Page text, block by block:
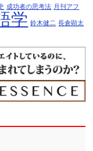
成功者の思考法 月刊アフ
学 鈴木健二 長倉顕太